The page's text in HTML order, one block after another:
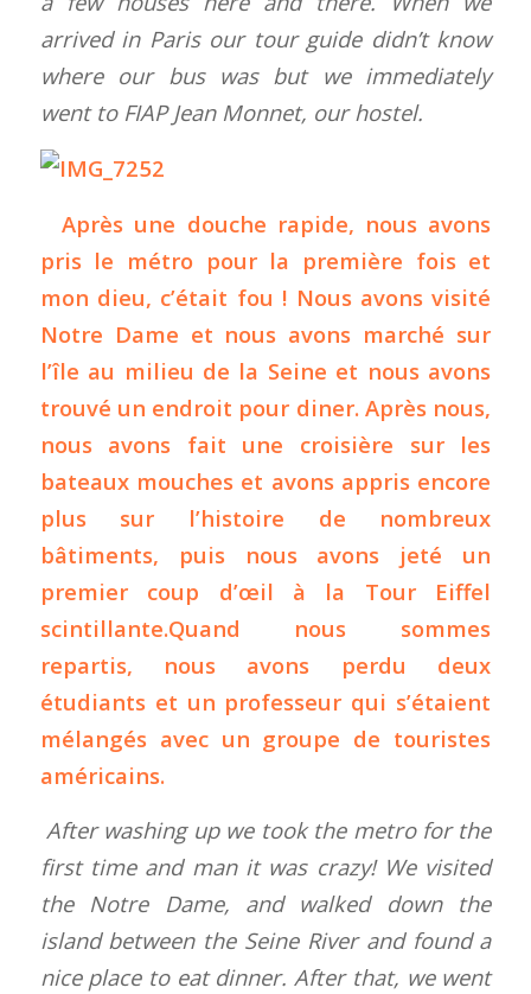
arrived in Paris our tour guide didn’t know
where our bus was but we immediately
went to FIAP Jean Monnet, our hostel.
Après une douche rapide, nous avons
pris le métro pour la première fois et
mon dieu, c’était fou ! Nous avons visité
Notre Dame et nous avons marché sur
l’île au milieu de la Seine et nous avons
trouvé un endroit pour diner. Après nous,
nous avons fait une croisière sur les
bateaux mouches et avons appris encore
plus sur l’histoire de nombreux
bâtiments, puis nous avons jeté un
premier coup d’œil à la Tour Eiffel
scintillante.Quand nous sommes
repartis, nous avons perdu deux
étudiants et un professeur qui s’étaient
mélangés avec un groupe de touristes
américains.
After washing up we took the metro for the
first time and man it was crazy! We visited
the Notre Dame, and walked down the
island between the Seine River and found a
nice place to eat dinner. After that, we went